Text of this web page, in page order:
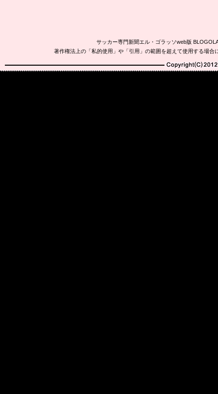
サッカー専門新聞エル・ゴラッソweb版
著作権法上の「私的使用」や「引用」の範囲を超えて使用する場
Copyright(C)2010-